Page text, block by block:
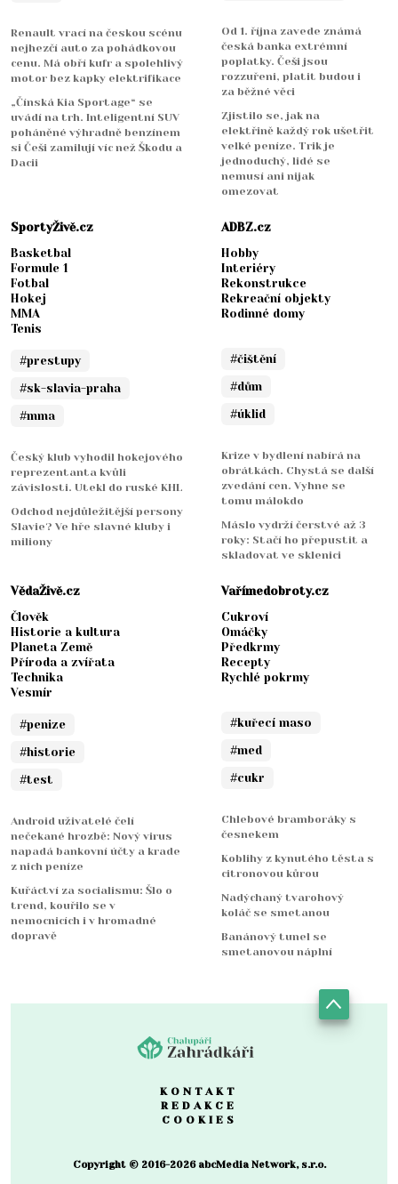
Renault vrací na českou scénu
nejhezčí auto za pohádkovou
cenu. Má obří kufr a spolehlivý
motor bez kapky elektrifikace
„Čínská Kia Sportage“ se
uvádí na trh. Inteligentní SUV
poháněné výhradně benzínem
si Češi zamilují víc než Škodu a
Dacii
Od 1. října zavede známá
česká banka extrémní
poplatky. Češi jsou
rozzuřeni, platit budou i
za běžné věci
Zjistilo se, jak na
elektřině každý rok ušetřit
velké peníze. Trik je
jednoduchý, lidé se
nemusí ani nijak
omezovat
SportyŽivě.cz
Basketbal
Formule 1
Fotbal
Hokej
MMA
Tenis
#prestupy
#sk-slavia-praha
#mma
Český klub vyhodil hokejového
reprezentanta kvůli
závislosti. Utekl do ruské KHL
Odchod nejdůležitější persony
Slavie? Ve hře slavné kluby i
miliony
ADBZ.cz
Hobby
Interiéry
Rekonstrukce
Rekreační objekty
Rodinné domy
#čištění
#dům
#úklid
Krize v bydlení nabírá na
obrátkách. Chystá se další
zvedání cen. Vyhne se
tomu málokdo
Máslo vydrží čerstvé až 3
roky: Stačí ho přepustit a
skladovat ve sklenici
VědaŽivě.cz
Člověk
Historie a kultura
Planeta Země
Příroda a zvířata
Technika
Vesmír
#penize
#historie
#test
Android uživatelé čelí
nečekané hrozbě: Nový virus
napadá bankovní účty a krade
z nich peníze
Kuřáctví za socialismu: Šlo o
trend, kouřilo se v
nemocnicích i v hromadné
dopravě
Vařímedobroty.cz
Cukroví
Omáčky
Předkrmy
Recepty
Rychlé pokrmy
#kuřecí maso
#med
#cukr
Chlebové bramboráky s
česnekem
Koblihy z kynutého těsta s
citronovou kůrou
Nadýchaný tvarohový
koláč se smetanou
Banánový tunel se
smetanovou náplní
KONTAKT
REDAKCE
COOKIES
Copyright © 2016-2026 abcMedia Network, s.r.o.